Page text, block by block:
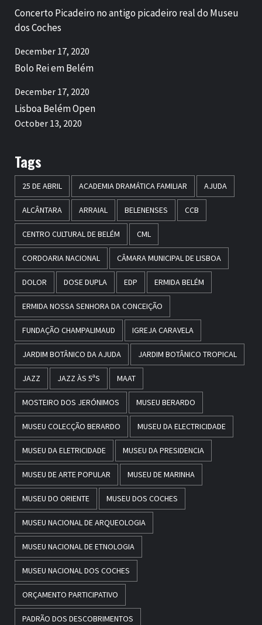
Concerto Picadeiro no antigo picadeiro real do Museu
dos Coches
December 17, 2020
Bolo Rei em Belém
December 17, 2020
Lisboa Belém Open
October 13, 2020
Tags
25 DE ABRIL ACADEMIA DRAMÁTICA FAMILIAR AJUDA
ALCÂNTARA ARRAIAL BELENENSES CCB
CENTRO CULTURAL DE BELÉM CML
CORDOARIA NACIONAL CÂMARA MUNICIPAL DE LISBOA
DOLOR DOSE DUPLA EDP ERMIDA BELÉM
ERMIDA NOSSA SENHORA DA CONCEIÇÃO
FUNDAÇÃO CHAMPALIMAUD IGREJA CARAVELA
JARDIM BOTÂNICO DA AJUDA JARDIM BOTÂNICO TROPICAL
JAZZ JAZZ ÀS 5ªS MAAT
MOSTEIRO DOS JERÓNIMOS MUSEU BERARDO
MUSEU COLECÇÃO BERARDO MUSEU DA ELECTRICIDADE
MUSEU DA ELETRICIDADE MUSEU DA PRESIDENCIA
MUSEU DE ARTE POPULAR MUSEU DE MARINHA
MUSEU DO ORIENTE MUSEU DOS COCHES
MUSEU NACIONAL DE ARQUEOLOGIA
MUSEU NACIONAL DE ETNOLOGIA
MUSEU NACIONAL DOS COCHES
ORÇAMENTO PARTICIPATIVO
PADRÃO DOS DESCOBRIMENTOS